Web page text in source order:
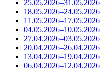
25.05.2026–31.05.2026
18.05.2026–24.05.2026
11.05.2026–17.05.2026
04.05.2026–10.05.2026
27.04.2026–03.05.2026
20.04.2026–26.04.2026
13.04.2026–19.04.2026
06.04.2026–12.04.2026